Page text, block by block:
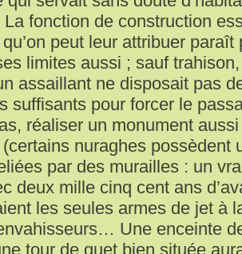
La fonction de construction
peut leur attribuer
limites aussi ; sauf
assaillant ne disposait pas
suffisants pour forcer le
réaliser un monument
nuraghes possèdent
par des murailles : un
deux mille cinq cent ans
les seules armes de jet à
Une enceinte
tour de guet bien située